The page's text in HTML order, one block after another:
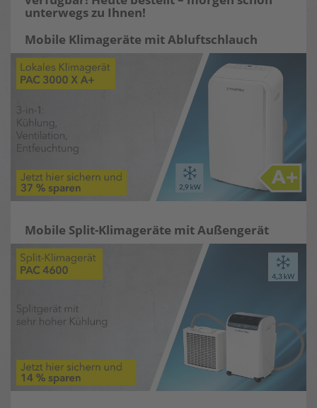
unterwegs zu Ihnen!
Mobile Klimageräte mit Abluftschlauch
Mobile Split-Klimageräte mit Außengerät